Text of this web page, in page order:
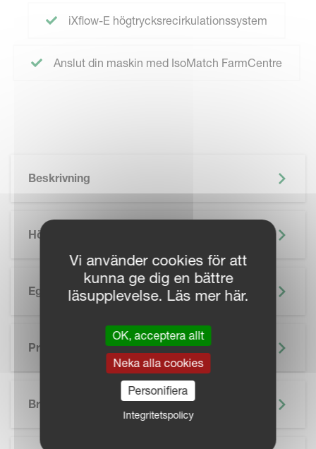
iXflow-E högtrycksrecirkulationssystem
Anslut din maskin med IsoMatch FarmCentre
Beskrivning
Höjdpunkter
Egenskaper
Precisionsjordbruk
Broschyr
Vi använder cookies för att
kunna ge dig en bättre
läsupplevelse. Läs mer här.
OK, acceptera allt
Neka alla cookies
Personifiera
Integritetspolicy